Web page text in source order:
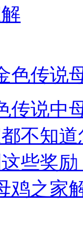
色传说
传说中
不知
些奖
鸡之家